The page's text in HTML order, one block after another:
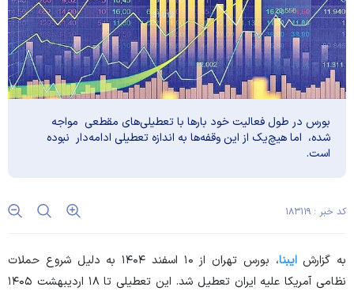
بورس در طول فعالیت خود بار‌ها با تعطیلی‌های مقطعی مواجه
شده، اما هیچ‌یک از این وقفه‌ها به اندازه تعطیلی ادامه‌دار نبوده
است.
کد خبر : ۱۸۳۱۱۹
به گزارشایبنا
، بورس تهران از ۱۰ اسفند ۱۴۰۴ به دلیل شروع حملات
نظامی آمریکا علیه ایران تعطیل شد. این تعطیلی تا ۱۸ اردیبهشت ۱۴۰۵